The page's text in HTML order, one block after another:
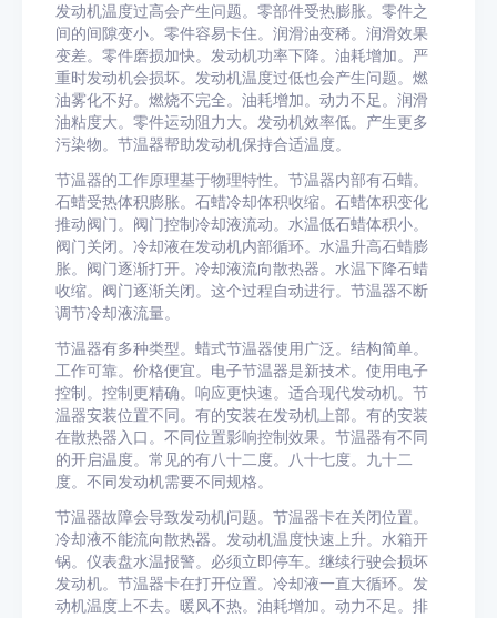
发动机温度过高会产生问题。零部件受热膨胀。零件之
间的间隙变小。零件容易卡住。润滑油变稀。润滑效果
变差。零件磨损加快。发动机功率下降。油耗增加。严
重时发动机会损坏。发动机温度过低也会产生问题。燃
油雾化不好。燃烧不完全。油耗增加。动力不足。润滑
油粘度大。零件运动阻力大。发动机效率低。产生更多
污染物。节温器帮助发动机保持合适温度。
节温器的工作原理基于物理特性。节温器内部有石蜡。
石蜡受热体积膨胀。石蜡冷却体积收缩。石蜡体积变化
推动阀门。阀门控制冷却液流动。水温低石蜡体积小。
阀门关闭。冷却液在发动机内部循环。水温升高石蜡膨
胀。阀门逐渐打开。冷却液流向散热器。水温下降石蜡
收缩。阀门逐渐关闭。这个过程自动进行。节温器不断
调节冷却液流量。
节温器有多种类型。蜡式节温器使用广泛。结构简单。
工作可靠。价格便宜。电子节温器是新技术。使用电子
控制。控制更精确。响应更快速。适合现代发动机。节
温器安装位置不同。有的安装在发动机上部。有的安装
在散热器入口。不同位置影响控制效果。节温器有不同
的开启温度。常见的有八十二度。八十七度。九十二
度。不同发动机需要不同规格。
节温器故障会导致发动机问题。节温器卡在关闭位置。
冷却液不能流向散热器。发动机温度快速上升。水箱开
锅。仪表盘水温报警。必须立即停车。继续行驶会损坏
发动机。节温器卡在打开位置。冷却液一直大循环。发
动机温度上不去。暖风不热。油耗增加。动力不足。排